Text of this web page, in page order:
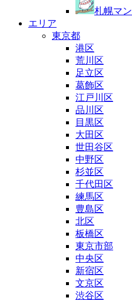
札幌マ
エリア
東京都
港区
荒川区
足立区
葛飾区
江戸川区
品川区
目黒区
大田区
世田谷区
中野区
杉並区
千代田区
練馬区
豊島区
北区
板橋区
東京市部
中央区
新宿区
文京区
渋谷区